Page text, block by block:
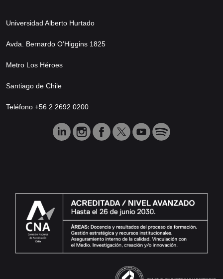
Universidad Alberto Hurtado
Avda. Bernardo O’Higgins 1825
Metro Los Héroes
Santiago de Chile
Teléfono +56 2 2692 0200